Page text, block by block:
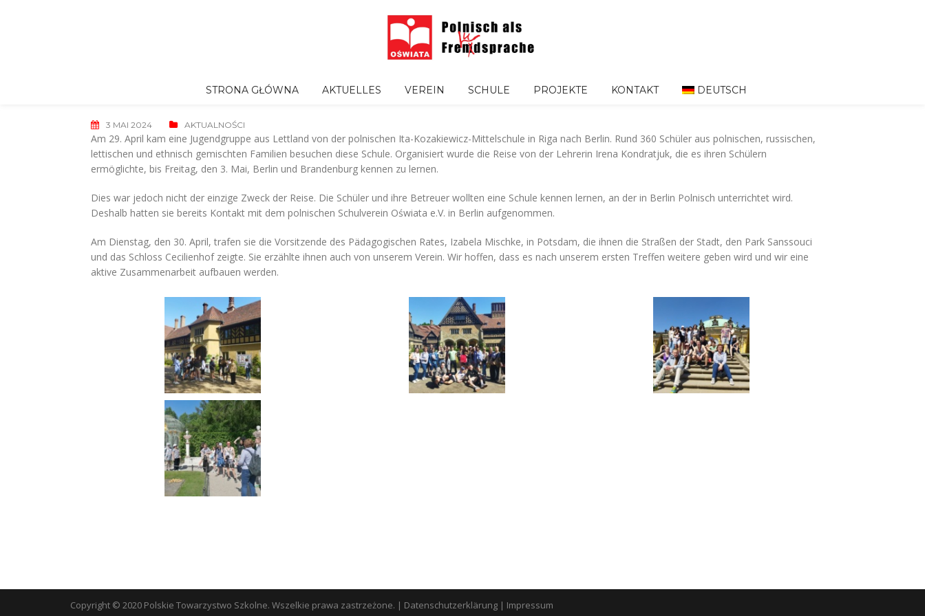
STRONA GŁÓWNA AKTUELLES VEREIN SCHULE PROJEKTE KONTAKT DEUTSCH
3 MAI 2024 AKTUALNOŚCI
Am 29. April kam eine Jugendgruppe aus Lettland von der polnischen Ita-Kozakiewicz-Mittelschule in Riga nach Berlin. Rund 360 Schüler aus polnischen, russischen,
lettischen und ethnisch gemischten Familien besuchen diese Schule. Organisiert wurde die Reise von der Lehrerin Irena Kondratjuk, die es ihren Schülern
ermöglichte, bis Freitag, den 3. Mai, Berlin und Brandenburg kennen zu lernen.
Dies war jedoch nicht der einzige Zweck der Reise. Die Schüler und ihre Betreuer wollten eine Schule kennen lernen, an der in Berlin Polnisch unterrichtet wird.
Deshalb hatten sie bereits Kontakt mit dem polnischen Schulverein Oświata e.V. in Berlin aufgenommen.
Am Dienstag, den 30. April, trafen sie die Vorsitzende des Pädagogischen Rates, Izabela Mischke, in Potsdam, die ihnen die Straßen der Stadt, den Park Sanssouci
und das Schloss Cecilienhof zeigte. Sie erzählte ihnen auch von unserem Verein. Wir hoffen, dass es nach unserem ersten Treffen weitere geben wird und wir eine
aktive Zusammenarbeit aufbauen werden.
Copyright © 2020 Polskie Towarzystwo Szkolne. Wszelkie prawa zastrzeżone. | Datenschutzerklärung | Impressum